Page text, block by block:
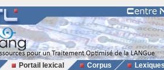
Portail lexical Corpus